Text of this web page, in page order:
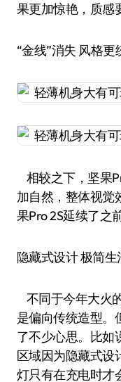
果更加惊艳，质感
“金线”消失 风格更
相较之下，坚果
加自然，整体视觉
果Pro 2S延续了之
隐藏式设计 极简
不同于今年大火
是偏向传统造型。
了不少心思。比如
区域因为隐藏式设
灯只有在充电时才